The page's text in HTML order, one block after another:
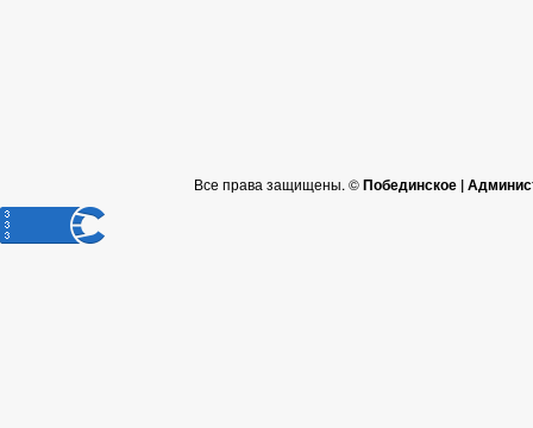
Все права защищены. ©Побединское |